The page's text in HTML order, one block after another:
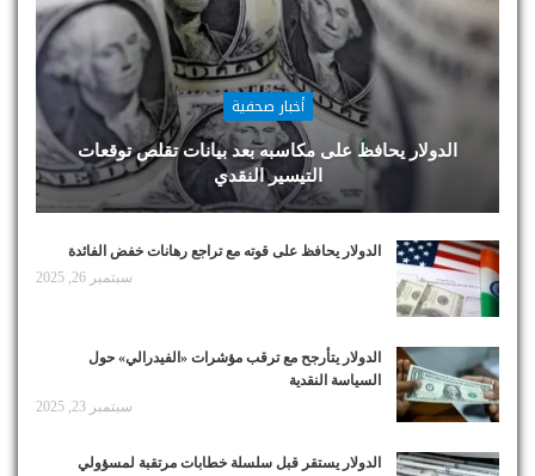
أخبار صحفية
الدولار يحافظ على مكاسبه بعد بيانات تقلص توقعات
التيسير النقدي
الدولار يحافظ على قوته مع تراجع رهانات خفض الفائدة
سبتمبر 26, 2025
الدولار يتأرجح مع ترقب مؤشرات «الفيدرالي» حول
السياسة النقدية
سبتمبر 23, 2025
الدولار يستقر قبل سلسلة خطابات مرتقبة لمسؤولي